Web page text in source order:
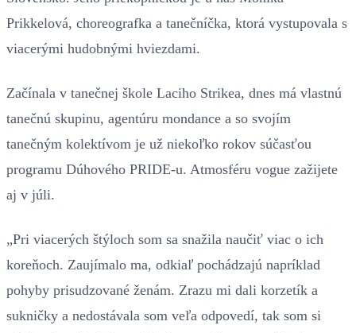
Prikkelová, choreografka a tanečníčka, ktorá vystupovala s
viacerými hudobnými hviezdami.
Začínala v tanečnej škole Laciho Strikea, dnes má vlastnú
tanečnú skupinu, agentúru mondance a so svojím
tanečným kolektívom je už niekoľko rokov súčasťou
programu Dúhového PRIDE-u. Atmosféru vogue zažijete
aj v júli.
„Pri viacerých štýloch som sa snažila naučiť viac o ich
koreňoch. Zaujímalo ma, odkiaľ pochádzajú napríklad
pohyby prisudzované ženám. Zrazu mi dali korzetík a
sukničky a nedostávala som veľa odpovedí, tak som si